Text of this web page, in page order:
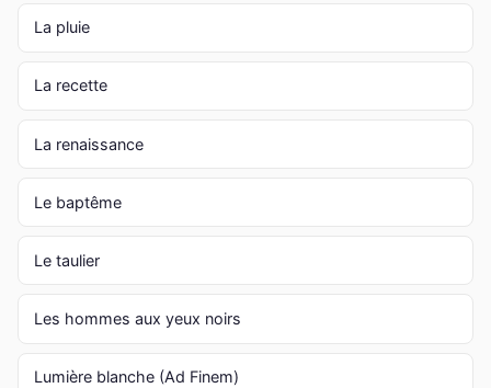
La pluie
La recette
La renaissance
Le baptême
Le taulier
Les hommes aux yeux noirs
Lumière blanche (Ad Finem)